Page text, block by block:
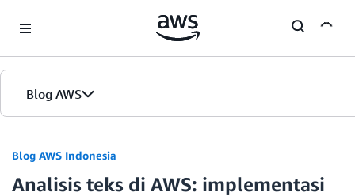
Blog AWS
Beranda
Edisi
Blog AWS Indonesia
Analisis teks di AWS: implementasi